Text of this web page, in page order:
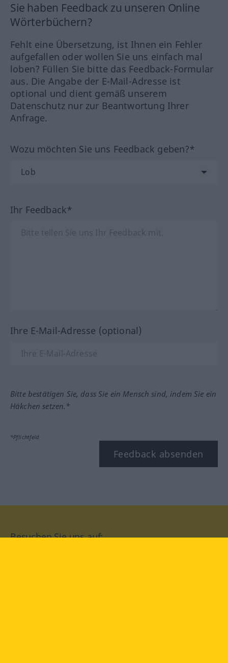
Sie haben Feedback zu unseren Online
Wörterbüchern?
Fehlt eine Übersetzung, ist Ihnen ein Fehler
aufgefallen oder wollen Sie uns einfach mal
loben? Füllen Sie bitte das Feedback-Formular
aus. Die Angabe der E-Mail-Adresse ist
optional und dient gemäß unserem
Datenschutz nur zur Beantwortung Ihrer
Anfrage.
Wozu möchten Sie uns Feedback geben?*
Ihr Feedback*
Ihre E-Mail-Adresse (optional)
Bitte bestätigen Sie, dass Sie ein Mensch sind, indem Sie ein
Häkchen setzen.*
*Pflichtfeld
Feedback absenden
Besuchen Sie uns auf: